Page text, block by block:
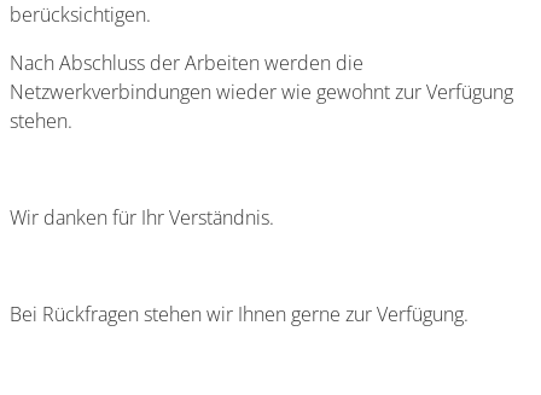
berücksichtigen.
Nach Abschluss der Arbeiten werden die
Netzwerkverbindungen wieder wie gewohnt zur Verfügung
stehen.
Wir danken für Ihr Verständnis.
Bei Rückfragen stehen wir Ihnen gerne zur Verfügung.